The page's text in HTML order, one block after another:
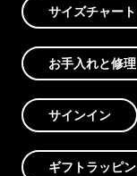
サイズチャー
お手入れと修理
サインイン
ギフトラッピ